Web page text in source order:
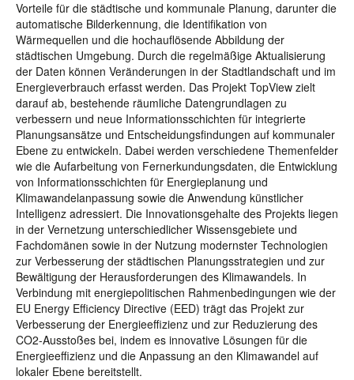
Vorteile für die städtische und kommunale Planung, darunter die
automatische Bilderkennung, die Identifikation von
Wärmequellen und die hochauflösende Abbildung der
städtischen Umgebung. Durch die regelmäßige Aktualisierung
der Daten können Veränderungen in der Stadtlandschaft und im
Energieverbrauch erfasst werden. Das Projekt TopView zielt
darauf ab, bestehende räumliche Datengrundlagen zu
verbessern und neue Informationsschichten für integrierte
Planungsansätze und Entscheidungsfindungen auf kommunaler
Ebene zu entwickeln. Dabei werden verschiedene Themenfelder
wie die Aufarbeitung von Fernerkundungsdaten, die Entwicklung
von Informationsschichten für Energieplanung und
Klimawandelanpassung sowie die Anwendung künstlicher
Intelligenz adressiert. Die Innovationsgehalte des Projekts liegen
in der Vernetzung unterschiedlicher Wissensgebiete und
Fachdomänen sowie in der Nutzung modernster Technologien
zur Verbesserung der städtischen Planungsstrategien und zur
Bewältigung der Herausforderungen des Klimawandels. In
Verbindung mit energiepolitischen Rahmenbedingungen wie der
EU Energy Efficiency Directive (EED) trägt das Projekt zur
Verbesserung der Energieeffizienz und zur Reduzierung des
CO2-Ausstoßes bei, indem es innovative Lösungen für die
Energieeffizienz und die Anpassung an den Klimawandel auf
lokaler Ebene bereitstellt.